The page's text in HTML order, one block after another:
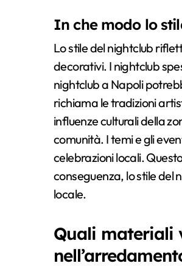
In che modo lo
Lo stile del nightclub
decorativi. I nightclub
nightclub a Napoli
richiama le tradizioni
influenze culturali della
comunità. I temi e gli
celebrazioni locali.
conseguenza, lo stile del
locale.
Quali materiali